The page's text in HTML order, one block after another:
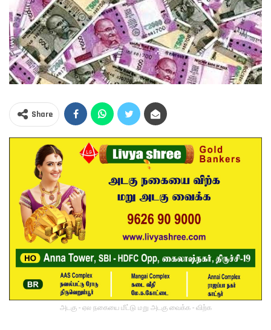
Share
அடகு - ஏல நகையை மீட்டு மறு அடகு வைக்க - விற்க